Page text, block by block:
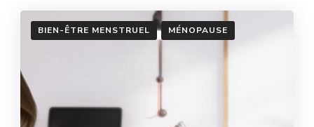
BIEN-ÊTRE MENSTRUEL MÉNOPAUSE